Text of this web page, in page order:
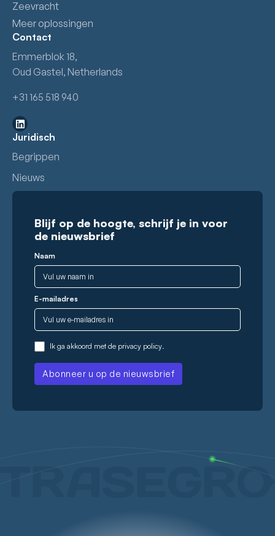
Zeevracht
Meer oplossingen
Contact
Emmerblok 18,
Oud Gastel, Netherlands
+31 165 518 940
Juridisch
Begrippen
Nieuws
Blijf op de hoogte, schrijf je in voor
de nieuwsbrief
Naam
E-mailadres
Ik ga akkoord met de privacy policy.